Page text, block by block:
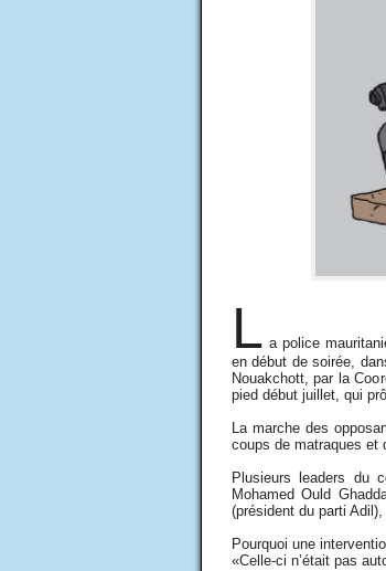
L a police
en début de soirée,
Nouakchott, par la
pied début juillet, qui
La marche des
coups de matraques et
Plusieurs leaders du
Mohamed Ould
(président du parti
Pourquoi une
«Celle-ci n’était pas